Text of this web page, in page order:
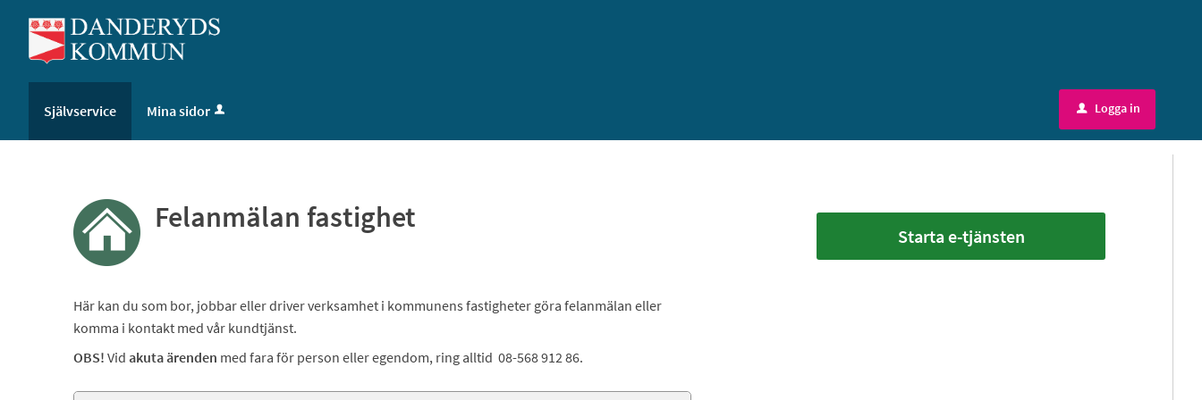
självservice
Danderyds
kommun
Självservice Mina sidor u Logga in
Felanmälan fastighet
Här kan du som bor, jobbar eller driver verksamhet i kommunens fastigheter göra felanmälan eller
komma i kontakt med vår kundtjänst.
OBS! Vid akuta ärenden med fara för person eller egendom, ring alltid 08-568 912 86.
Starta e-tjänsten